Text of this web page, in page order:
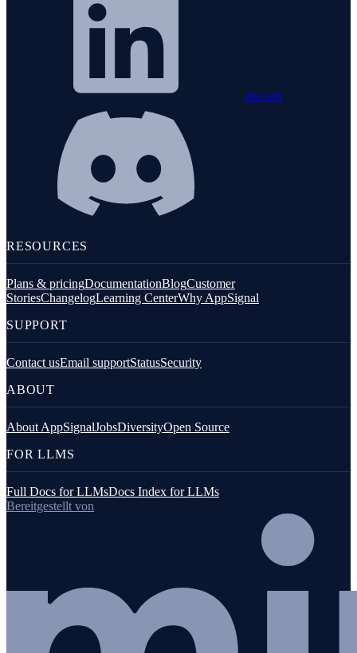
discord
RESOURCES
Plans & pricingDocumentationBlogCustomer
StoriesChangelogLearning CenterWhy AppSignal
SUPPORT
Contact usEmail supportStatusSecurity
ABOUT
About AppSignalJobsDiversityOpen Source
FOR LLMS
Full Docs for LLMsDocs Index for LLMs
Bereitgestellt von